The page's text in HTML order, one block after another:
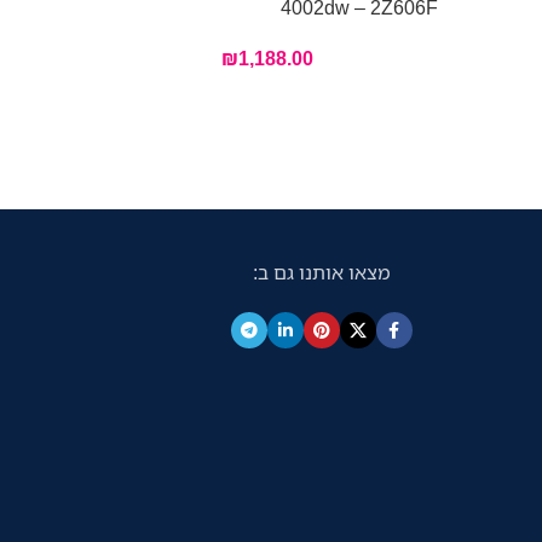
4002dw – 2Z606F
₪1,188.00
מצאו אותנו גם ב: